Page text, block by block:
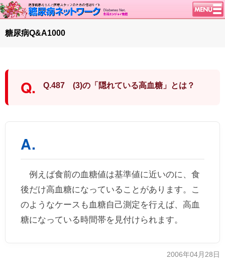
トップページ
糖尿病のきほん
インスリンポンプ
グリコアルブミン
特集・連載 一覧へ
1型ライフ
糖尿病Q&A1000
Q.487 (3)の「隠れている高血糖」とは？
例えば食前の血糖値は基準値に近いのに、食
後だけ高血糖になっていることがあります。こ
のようなケースも血糖自己測定を行えば、高血
糖になっている時間帯を見付けられます。
2006年04月28日